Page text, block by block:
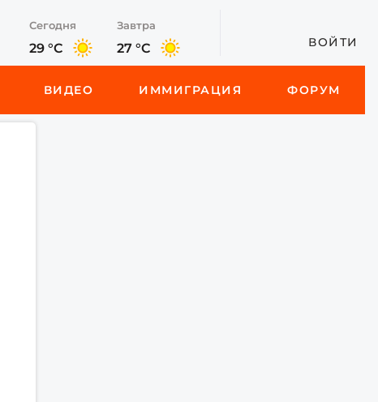
Сегодня
29 °C
Завтра
27 °C ВОЙТИ
ВИДЕО ИММИГРАЦИЯ ФОРУМ